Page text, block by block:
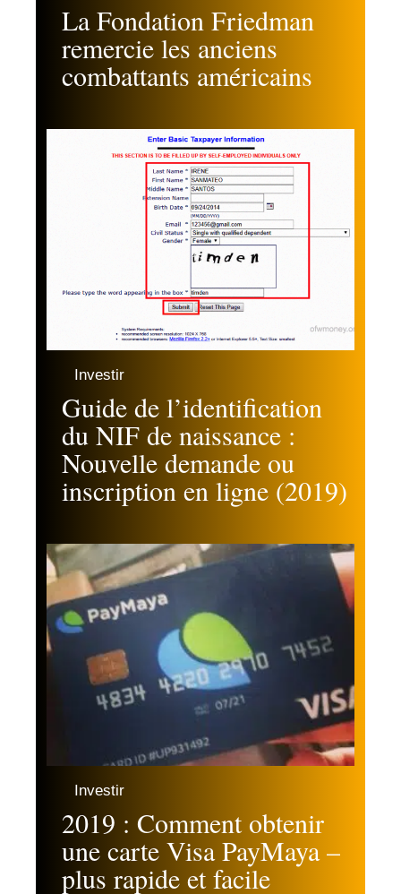
La Fondation Friedman
remercie les anciens
combattants américains
Investir
Guide de l’identification
du NIF de naissance :
Nouvelle demande ou
inscription en ligne (2019)
Investir
2019 : Comment obtenir
une carte Visa PayMaya –
plus rapide et facile